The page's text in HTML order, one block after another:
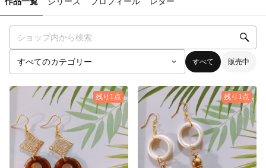
すべて 販売中
残り1点 残り1点